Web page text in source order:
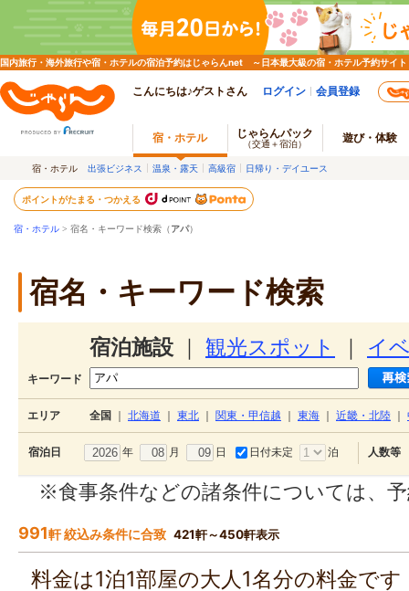
国内旅行・海外旅行や宿・ホテルの宿泊予約はじゃらんnet ～日本最大級の宿・ホテル予約サイト
こんにちは♪ゲストさん ログイン 会員登録
宿・ホテル じゃらんパック
（交通＋宿泊） 遊び・体験
宿・ホテル 出張ビジネス 温泉・露天 高級宿 日帰り・デイユース
ポイントがたまる・つかえる
宿・ホテル > 宿名・キーワード検索（アパ）
宿名・キーワード検索
宿泊施設 観光スポット イ
キーワード
エリア 全国 北海道 東北 関東・甲信越 東海 近畿・北陸
宿泊日 年 月 日 日付未定 泊 人数等
※食事条件などの諸条件については、
991軒 絞込み条件に合致 421軒～450軒表示
料金は1泊1部屋の大人1名分の料金で